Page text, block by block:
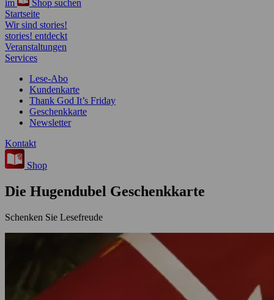
im
Shop suchen
Startseite
Wir sind stories!
stories! entdeckt
Veranstaltungen
Services
Lese-Abo
Kundenkarte
Thank God It’s Friday
Geschenkkarte
Newsletter
Kontakt
Shop
Die Hugendubel Geschenkkarte
Schenken Sie Lesefreude